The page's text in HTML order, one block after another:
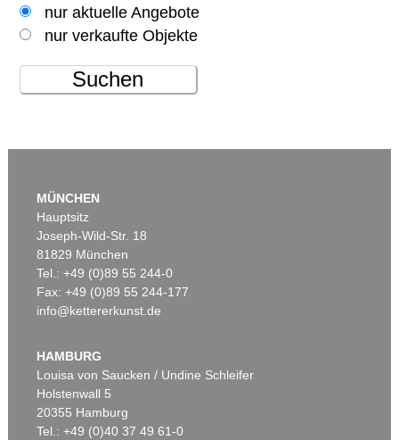
nur aktuelle Angebote
nur verkaufte Objekte
Suchen
MÜNCHEN
Hauptsitz
Joseph-Wild-Str. 18
81829 München
Tel.: +49 (0)89 55 244-0
Fax: +49 (0)89 55 244-177
info@kettererkunst.de
HAMBURG
Louisa von Saucken / Undine Schleifer
Holstenwall 5
20355 Hamburg
Tel.: +49 (0)40 37 49 61-0